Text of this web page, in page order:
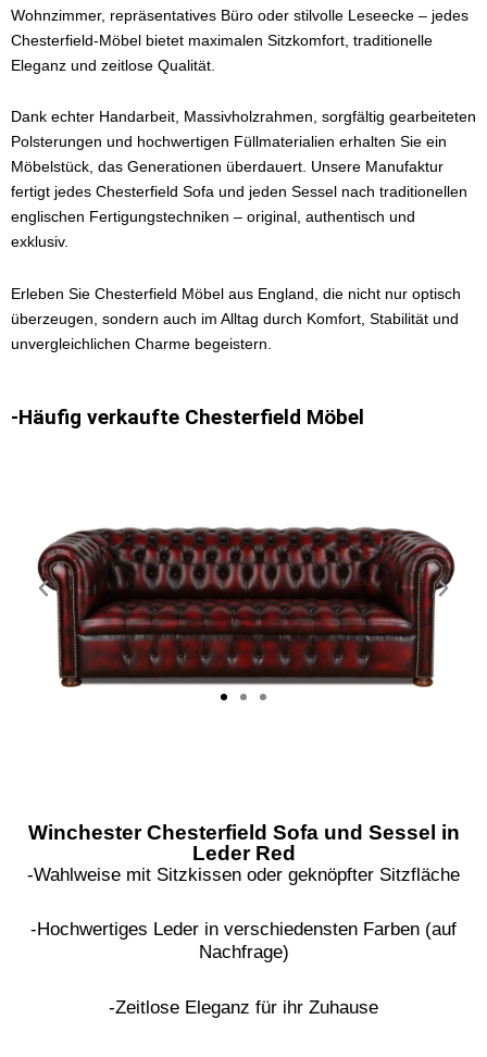
Wohnzimmer, repräsentatives Büro oder stilvolle Leseecke – jedes
Chesterfield-Möbel bietet maximalen Sitzkomfort, traditionelle
Eleganz und zeitlose Qualität.
Dank echter Handarbeit, Massivholzrahmen, sorgfältig gearbeiteten
Polsterungen und hochwertigen Füllmaterialien erhalten Sie ein
Möbelstück, das Generationen überdauert. Unsere Manufaktur
fertigt jedes Chesterfield Sofa und jeden Sessel nach traditionellen
englischen Fertigungstechniken – original, authentisch und
exklusiv.
Erleben Sie Chesterfield Möbel aus England, die nicht nur optisch
überzeugen, sondern auch im Alltag durch Komfort, Stabilität und
unvergleichlichen Charme begeistern.
-Häufig verkaufte Chesterfield Möbel
Winchester Chesterfield Sofa und Sessel in
Leder Red
-Wahlweise mit Sitzkissen oder geknöpfter Sitzfläche
-Hochwertiges Leder in verschiedensten Farben (auf
Nachfrage)
-Zeitlose Eleganz für ihr Zuhause